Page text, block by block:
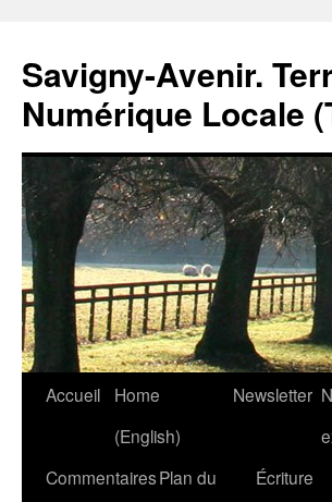
Savigny-Avenir.
Numérique Locale
Aller
contenu
Accueil
Home
(English)
Newsletter
CommentairesPlan du
Écriture